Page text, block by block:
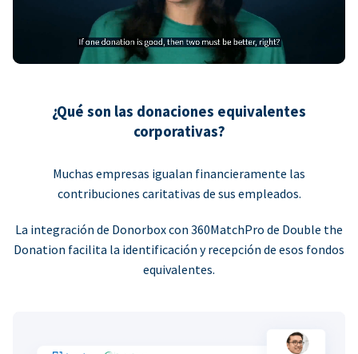
¿Qué son las donaciones equivalentes
corporativas?
Muchas empresas igualan financieramente las
contribuciones caritativas de sus empleados.
La integración de Donorbox con 360MatchPro de Double the
Donation facilita la identificación y recepción de esos fondos
equivalentes.